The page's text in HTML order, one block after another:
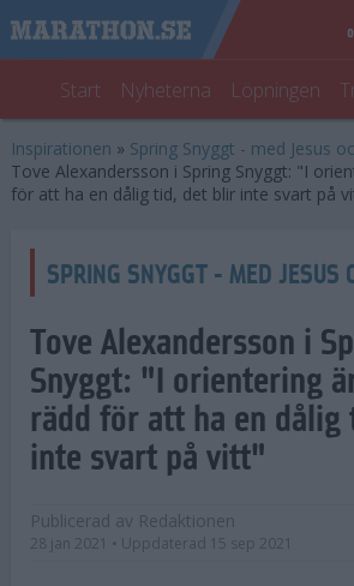
Start Nyheterna Löpningen
Inspirationen » Spring Snyggt - med Jesus
Tove Alexandersson i Spring Snyggt: "I
för att ha en dålig tid, det blir inte svart på
SPRING SNYGGT - MED JESUS
Tove Alexandersson i
Snyggt: "I orientering
rädd för att ha en
inte svart på vitt"
Publicerad av Redaktionen
28 jan 2021 • Uppdaterad 15 sep 2021